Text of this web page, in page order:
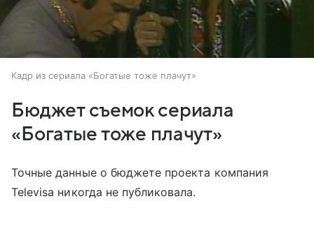
Кадр из сериала «Богатые тоже плачут»
Бюджет съемок сериала
«Богатые тоже плачут»
Точные данные о бюджете проекта компания
Televisa никогда не публиковала.